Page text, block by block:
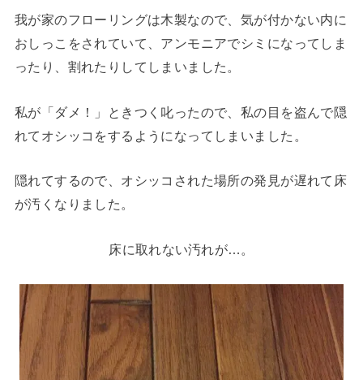
我が家のフローリングは木製なので、気が付かない内に
おしっこをされていて、アンモニアでシミになってしま
ったり、割れたりしてしまいました。
私が「ダメ！」ときつく叱ったので、私の目を盗んで隠
れてオシッコをするようになってしまいました。
隠れてするので、オシッコされた場所の発見が遅れて床
が汚くなりました。
床に取れない汚れが…。